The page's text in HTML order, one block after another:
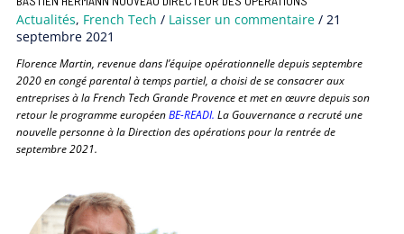
Actualités, French Tech / Laisser un commentaire / 21
septembre 2021
Florence Martin, revenue dans l’équipe opérationnelle depuis septembre
2020 en congé parental à temps partiel, a choisi de se consacrer aux
entreprises à la French Tech Grande Provence et met en œuvre depuis son
retour le programme européenBE-READI. La Gouvernance a recruté une
nouvelle personne à la Direction des opérations pour la rentrée de
septembre 2021.